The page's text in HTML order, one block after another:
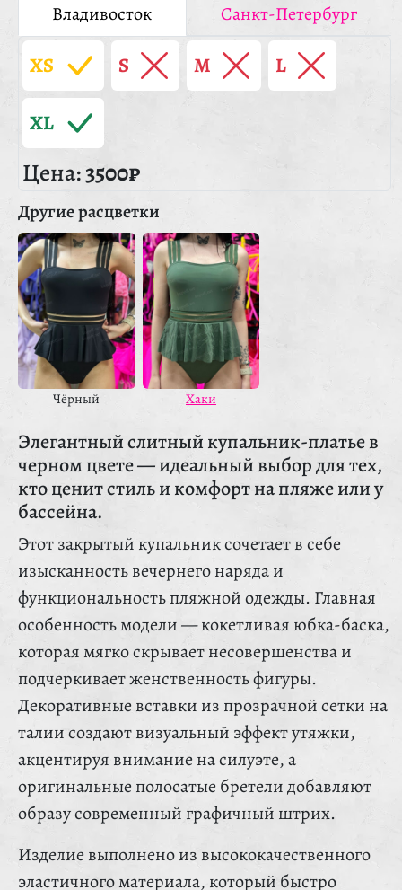
Владивосток
Санкт-Петербург
XS S M L
XL
Цена:3500₽
Другие расцветки
Чёрный Хаки
Элегантный слитный купальник-платье в
черном цвете — идеальный выбор для тех,
кто ценит стиль и комфорт на пляже или у
бассейна.
Этот закрытый купальник сочетает в себе
изысканность вечернего наряда и
функциональность пляжной одежды. Главная
особенность модели — кокетливая юбка-баска,
которая мягко скрывает несовершенства и
подчеркивает женственность фигуры.
Декоративные вставки из прозрачной сетки на
талии создают визуальный эффект утяжки,
акцентируя внимание на силуэте, а
оригинальные полосатые бретели добавляют
образу современный графичный штрих.
Изделие выполнено из высококачественного
эластичного материала, который быстро